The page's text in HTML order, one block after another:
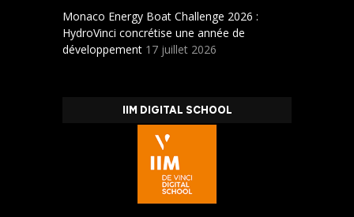
Monaco Energy Boat Challenge 2026 :
HydroVinci concrétise une année de
développement 17 juillet 2026
IIM DIGITAL SCHOOL